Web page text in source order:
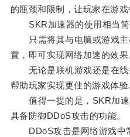
的瓶颈和限制，让玩家在游
SKR加速器的使用相当简
只需将其与电脑或游戏主
置，即可实现网络加速的效果
无论是联机游戏还是在线
帮助玩家实现更佳的游戏体验
值得一提的是，SKR加速
具备防御DDoS攻击的功能。
DDoS攻击是网络游戏中